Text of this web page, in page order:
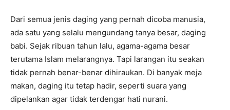
Dari semua jenis daging yang pernah dicoba manusia,
ada satu yang selalu mengundang tanya besar, daging
babi. Sejak ribuan tahun lalu, agama-agama besar
terutama Islam melarangnya. Tapi larangan itu seakan
tidak pernah benar-benar dihiraukan. Di banyak meja
makan, daging itu tetap hadir, seperti suara yang
dipelankan agar tidak terdengar hati nurani.